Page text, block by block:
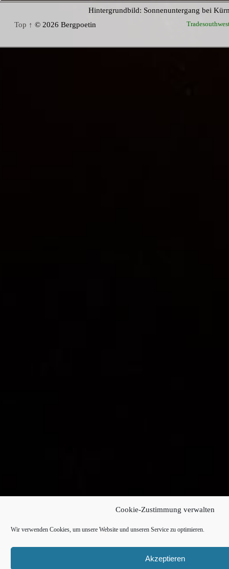
Cookie-Zustimmung verwalten
Wir verwenden Cookies, um unsere Website und unseren Service zu optimieren.
Akzeptieren
Hintergrundbild: Sonnenuntergang bei
Top ↑ © 2026 Bergpoetin